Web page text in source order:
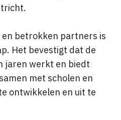
betrokken partners is
Het bevestigt dat de
jaren werkt en biedt
met scholen en
ontwikkelen en uit te